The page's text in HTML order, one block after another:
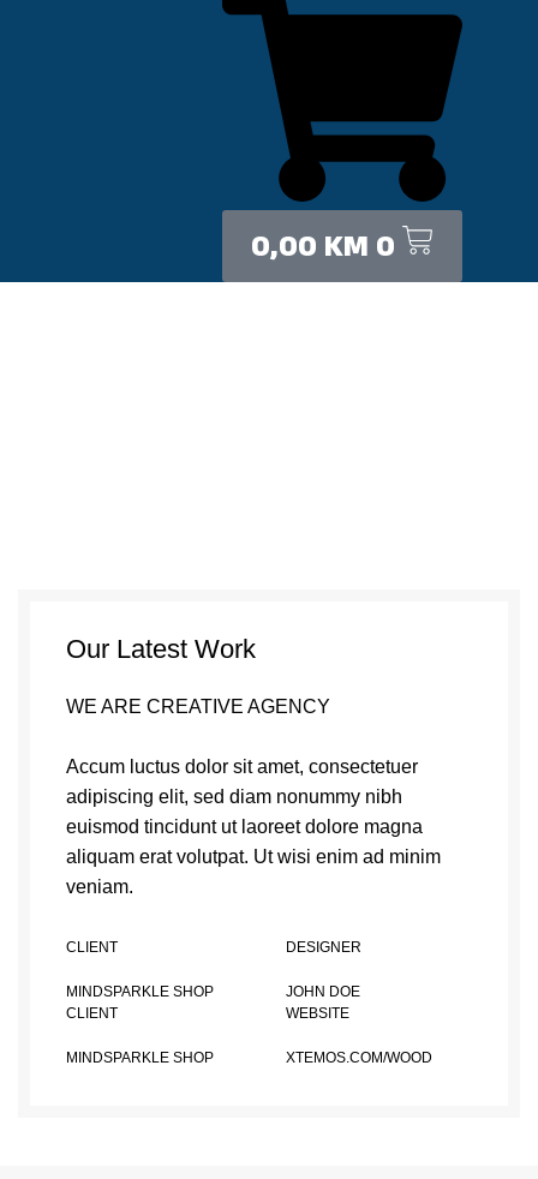
0,00 KM 0
Our Latest Work
WE ARE CREATIVE AGENCY
Accum luctus dolor sit amet, consectetuer
adipiscing elit, sed diam nonummy nibh
euismod tincidunt ut laoreet dolore magna
aliquam erat volutpat. Ut wisi enim ad minim
veniam.
CLIENT
MINDSPARKLE SHOP
DESIGNER
JOHN DOE
CLIENT
MINDSPARKLE SHOP
WEBSITE
XTEMOS.COM/WOOD